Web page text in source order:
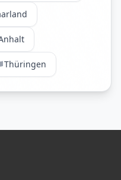
Thüringen